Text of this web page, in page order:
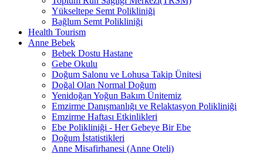
Yükseltepe Semt Polikliniği
Bağlum Semt Polikliniği
Health Tourism
Anne Bebek
Bebek Dostu Hastane
Gebe Okulu
Doğum Salonu ve Lohusa Takip Ünitesi
Doğal Olan Normal Doğum
Yenidoğan Yoğun Bakım Ünitemiz
Emzirme Danışmanlığı ve Relaktasyon Polikliniği
Emzirme Haftası Etkinlikleri
Ebe Polikliniği - Her Gebeye Bir Ebe
Doğum İstatistikleri
Anne Misafirhanesi (Anne Oteli)